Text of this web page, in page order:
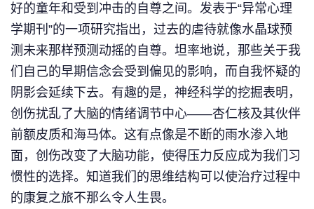
好的童年和受到冲击的自尊之间。发表于“异常心理
学期刊”的一项研究指出，过去的虐待就像水晶球预
测未来那样预测动摇的自尊。坦率地说，那些关于我
们自己的早期信念会受到偏见的影响，而自我怀疑的
阴影会延续下去。有趣的是，神经科学的挖掘表明，
创伤扰乱了大脑的情绪调节中心——杏仁核及其伙伴
前额皮质和海马体。这有点像是不断的雨水渗入地
面，创伤改变了大脑功能，使得压力反应成为我们习
惯性的选择。知道我们的思维结构可以使治疗过程中
的康复之旅不那么令人生畏。